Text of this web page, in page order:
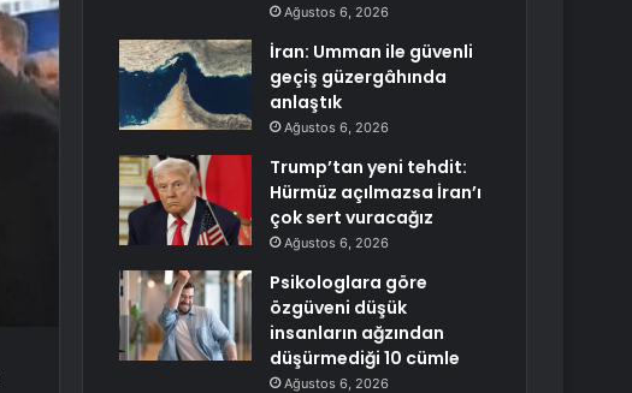
Ağustos 6, 2026
İran: Umman ile güvenli
geçiş güzergâhında
anlaştık
Ağustos 6, 2026
Trump’tan yeni tehdit:
Hürmüz açılmazsa İran’ı
çok sert vuracağız
Ağustos 6, 2026
Psikologlara göre
özgüveni düşük
insanların ağzından
düşürmediği 10 cümle
Ağustos 6, 2026